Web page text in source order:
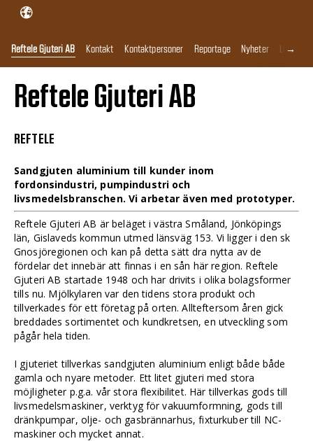
Reftele Gjuteri AB Kontakt Kontaktpersoner Reportage Nyheter Lediga
→
Reftele Gjuteri AB
REFTELE
Sandgjuten aluminium till kunder inom
fordonsindustri, pumpindustri och
livsmedelsbranschen. Vi arbetar även med prototyper.
Reftele Gjuteri AB är beläget i västra Småland, Jönköpings
län, Gislaveds kommun utmed länsväg 153. Vi ligger i den sk
Gnosjöregionen och kan på detta sätt dra nytta av de
fördelar det innebär att finnas i en sån här region. Reftele
Gjuteri AB startade 1948 och har drivits i olika bolagsformer
tills nu. Mjölkylaren var den tidens stora produkt och
tillverkades för ett företag på orten. Allteftersom åren gick
breddades sortimentet och kundkretsen, en utveckling som
pågår hela tiden.
I gjuteriet tillverkas sandgjuten aluminium enligt både både
gamla och nyare metoder. Ett litet gjuteri med stora
möjligheter p.g.a. vår stora flexibilitet. Här tillverkas gods till
livsmedelsmaskiner, verktyg för vakuumformning, gods till
dränkpumpar, olje- och gasbrännarhus, fixturkuber till NC-
maskiner och mycket annat.